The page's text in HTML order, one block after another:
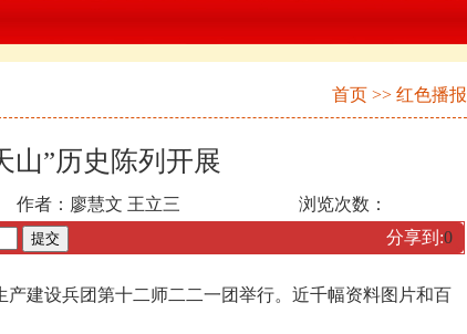
首页 >> 红色播报
山”历史陈列开展
作者：廖慧文 王立三
浏览次数：
分享到:0
建设兵团第十二师二二一团举行。近千幅资料图片和百